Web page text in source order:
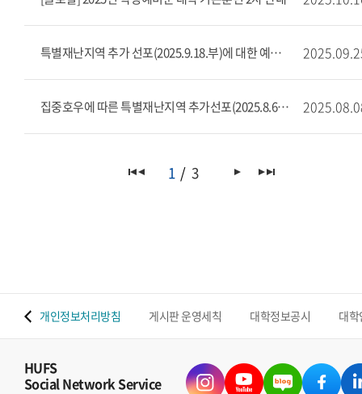
특별재난지역 추가 선포(2025.9.18.부)에 대한 예비군 훈련 면제 안내
집중호우에 따른 특별재난지역 추가선포(2025.8.6.부)에 대한 예비군 훈련 면제 안내
1 3
개인정보처리방침 게시판 운영세칙 대학정보공시 대
HUFS
Social Network Service